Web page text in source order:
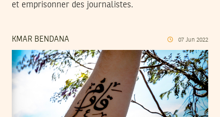
et emprisonner des journalistes.
KMAR BENDANA 07 Jun 2022